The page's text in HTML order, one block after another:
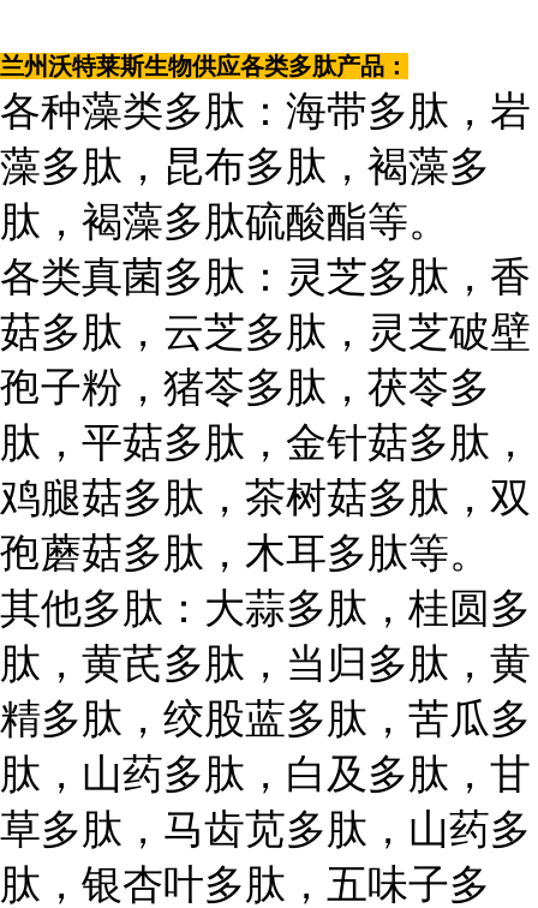
兰州沃特莱斯生物供应各类多肽产品：
各种藻类多肽：海带多肽，岩
藻多肽，昆布多肽，褐藻多
肽，褐藻多肽硫酸酯等。
各类真菌多肽：灵芝多肽，香
菇多肽，云芝多肽，灵芝破壁
孢子粉，猪苓多肽，茯苓多
肽，平菇多肽，金针菇多肽，
鸡腿菇多肽，茶树菇多肽，双
孢蘑菇多肽，木耳多肽等。
其他多肽：大蒜多肽，桂圆多
肽，黄芪多肽，当归多肽，黄
精多肽，绞股蓝多肽，苦瓜多
肽，山药多肽，白及多肽，甘
草多肽，马齿苋多肽，山药多
肽，银杏叶多肽，五味子多